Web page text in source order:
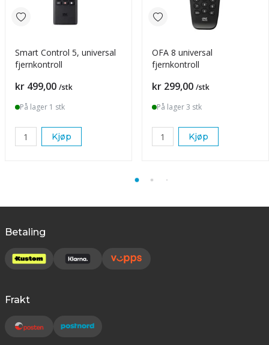
Smart Control 5, universal
fjernkontroll
Pris
kr 499,00 /stk
På lager 1 stk
Kjøp
OFA 8 universal
fjernkontroll
Pris
kr 299,00 /stk
På lager 3 stk
Kjøp
Betaling
Frakt